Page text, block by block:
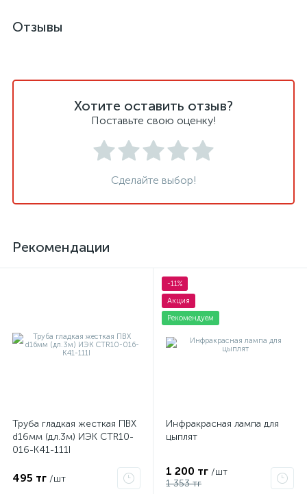
Отзывы
Хотите оставить отзыв?
Поставьте свою оценку!
Сделайте выбор!
Рекомендации
Труба гладкая жесткая ПВХ
d16мм (дл.3м) ИЭК CTR10-
016-K41-111I
495 тг /шт
-11%
Акция
Рекомендуем
Инфракрасная лампа для
цыплят
1 200 тг /шт
1 353 тг